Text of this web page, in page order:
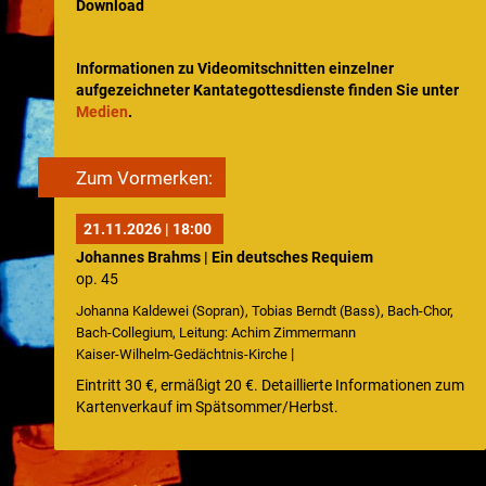
Download
Informationen zu Videomitschnitten einzelner
aufgezeichneter Kantategottesdienste finden Sie unter
Medien.
Zum Vormerken:
21.11.2026 | 18:00
Johannes Brahms | Ein deutsches Requiem
op. 45
Johanna Kaldewei (Sopran), Tobias Berndt (Bass), Bach-Chor,
Bach-Collegium, Leitung: Achim Zimmermann
Kaiser-Wilhelm-Gedächtnis-Kirche |
Eintritt 30 €, ermäßigt 20 €. Detaillierte Informationen zum
Kartenverkauf im Spätsommer/Herbst.